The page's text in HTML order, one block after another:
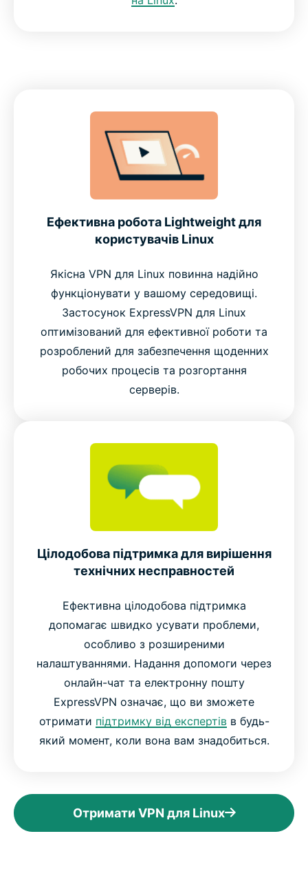
Ефективна робота Lightweight для
користувачів Linux
Якісна VPN для Linux повинна надійно
функціонувати у вашому середовищі.
Застосунок ExpressVPN для Linux
оптимізований для ефективної роботи та
розроблений для забезпечення щоденних
робочих процесів та розгортання
серверів.
Цілодобова підтримка для вирішення
технічних несправностей
Ефективна цілодобова підтримка
допомагає швидко усувати проблеми,
особливо з розширеними
налаштуваннями. Надання допомоги через
онлайн-чат та електронну пошту
ExpressVPN означає, що ви зможете
отримати підтримку від експертівв будь-
який момент, коли вона вам знадобиться.
Отримати VPN для Linux